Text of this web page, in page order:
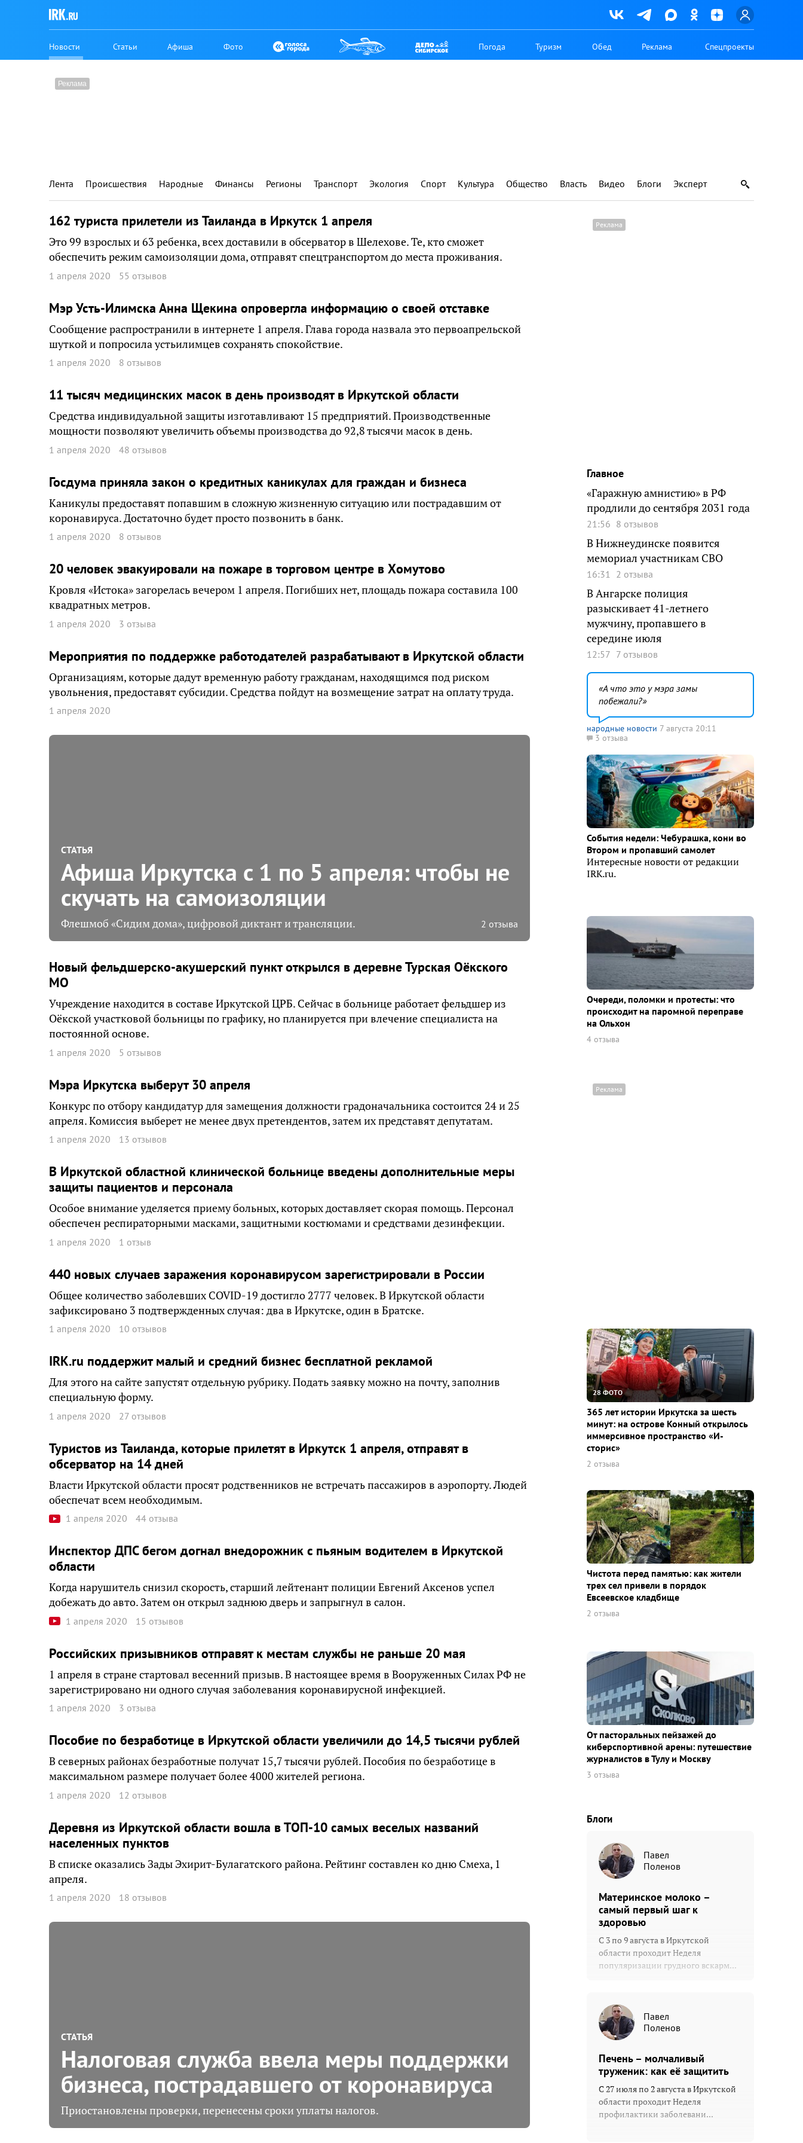
Новости Статьи Афиша Фото Погода Туризм Обед Реклама Спецпроекты
Лента Происшествия Народные Финансы Регионы Транспорт Экология Спорт Культура Общество Власть Видео Блоги Эксперт
162 туриста прилетели из Таиланда в Иркутск 1 апреля
Это 99 взрослых и 63 ребенка, всех доставили в обсерватор в Шелехове. Те, кто сможет
обеспечить режим самоизоляции дома, отправят спецтранспортом до места проживания.
1 апреля 2020 55 отзывов
Мэр Усть-Илимска Анна Щекина опровергла информацию о своей отставке
Сообщение распространили в интернете 1 апреля. Глава города назвала это первоапрельской
шуткой и попросила устьилимцев сохранять спокойствие.
1 апреля 2020 8 отзывов
11 тысяч медицинских масок в день производят в Иркутской области
Средства индивидуальной защиты изготавливают 15 предприятий. Производственные
мощности позволяют увеличить объемы производства до 92,8 тысячи масок в день.
1 апреля 2020 48 отзывов
Госдума приняла закон о кредитных каникулах для граждан и бизнеса
Каникулы предоставят попавшим в сложную жизненную ситуацию или пострадавшим от
коронавируса. Достаточно будет просто позвонить в банк.
1 апреля 2020 8 отзывов
20 человек эвакуировали на пожаре в торговом центре в Хомутово
Кровля «Истока» загорелась вечером 1 апреля. Погибших нет, площадь пожара составила 100
квадратных метров.
1 апреля 2020 3 отзыва
Мероприятия по поддержке работодателей разрабатывают в Иркутской области
Организациям, которые дадут временную работу гражданам, находящимся под риском
увольнения, предоставят субсидии. Средства пойдут на возмещение затрат на оплату труда.
1 апреля 2020
СТАТЬЯ
Афиша Иркутска с 1 по 5 апреля: чтобы не
скучать на самоизоляции
Флешмоб «Сидим дома», цифровой диктант и трансляции. 2 отзыва
Новый фельдшерско-акушерский пункт открылся в деревне Турская Оёкского
МО
Учреждение находится в составе Иркутской ЦРБ. Сейчас в больнице работает фельдшер из
Оёкской участковой больницы по графику, но планируется при влечение специалиста на
постоянной основе.
1 апреля 2020 5 отзывов
Мэра Иркутска выберут 30 апреля
Конкурс по отбору кандидатур для замещения должности градоначальника состоится 24 и 25
апреля. Комиссия выберет не менее двух претендентов, затем их представят депутатам.
1 апреля 2020 13 отзывов
В Иркутской областной клинической больнице введены дополнительные меры
защиты пациентов и персонала
Особое внимание уделяется приему больных, которых доставляет скорая помощь. Персонал
обеспечен респираторными масками, защитными костюмами и средствами дезинфекции.
1 апреля 2020 1 отзыв
440 новых случаев заражения коронавирусом зарегистрировали в России
Общее количество заболевших COVID-19 достигло 2777 человек. В Иркутской области
зафиксировано 3 подтвержденных случая: два в Иркутске, один в Братске.
1 апреля 2020 10 отзывов
IRK.ru поддержит малый и средний бизнес бесплатной рекламой
Для этого на сайте запустят отдельную рубрику. Подать заявку можно на почту, заполнив
специальную форму.
1 апреля 2020 27 отзывов
Туристов из Таиланда, которые прилетят в Иркутск 1 апреля, отправят в
обсерватор на 14 дней
Власти Иркутской области просят родственников не встречать пассажиров в аэропорту. Людей
обеспечат всем необходимым.
1 апреля 2020 44 отзыва
Инспектор ДПС бегом догнал внедорожник c пьяным водителем в Иркутской
области
Когда нарушитель снизил скорость, старший лейтенант полиции Евгений Аксенов успел
добежать до авто. Затем он открыл заднюю дверь и запрыгнул в салон.
1 апреля 2020 15 отзывов
Российских призывников отправят к местам службы не раньше 20 мая
1 апреля в стране стартовал весенний призыв. В настоящее время в Вооруженных Силах РФ не
зарегистрировано ни одного случая заболевания коронавирусной инфекцией.
1 апреля 2020 3 отзыва
Пособие по безработице в Иркутской области увеличили до 14,5 тысячи рублей
В северных районах безработные получат 15,7 тысячи рублей. Пособия по безработице в
максимальном размере получает более 4000 жителей региона.
1 апреля 2020 12 отзывов
Деревня из Иркутской области вошла в ТОП-10 самых веселых названий
населенных пунктов
В списке оказались Зады Эхирит-Булагатского района. Рейтинг составлен ко дню Смеха, 1
апреля.
1 апреля 2020 18 отзывов
СТАТЬЯ
Налоговая служба ввела меры поддержки
бизнеса, пострадавшего от коронавируса
Приостановлены проверки, перенесены сроки уплаты налогов.
Главное
«Гаражную амнистию» в РФ
продлили до сентября 2031 года
21:56 8 отзывов
В Нижнеудинске появится
мемориал участникам СВО
16:31 2 отзыва
В Ангарске полиция
разыскивает 41-летнего
мужчину, пропавшего в
середине июля
12:57 7 отзывов
А что это у мэра замы
побежали?
народные новости 7 августа 20:11
3 отзыва
События недели: Чебурашка, кони во
Втором и пропавший самолет
Интересные новости от редакции
IRK.ru.
Очереди, поломки и протесты: что
происходит на паромной переправе
на Ольхон
4 отзыва
28 ФОТО
365 лет истории Иркутска за шесть
минут: на острове Конный открылось
иммерсивное пространство «И-
сторис»
2 отзыва
Чистота перед памятью: как жители
трех сел привели в порядок
Евсеевское кладбище
2 отзыва
От пасторальных пейзажей до
киберспортивной арены: путешествие
журналистов в Тулу и Москву
3 отзыва
Блоги
Павел
Поленов
Материнское молоко –
самый первый шаг к
здоровью
С 3 по 9 августа в Иркутской
области проходит Неделя
популяризации грудного вскарм...
Павел
Поленов
Печень – молчаливый
труженик: как её защитить
С 27 июля по 2 августа в Иркутской
области проходит Неделя
профилактики заболевани...